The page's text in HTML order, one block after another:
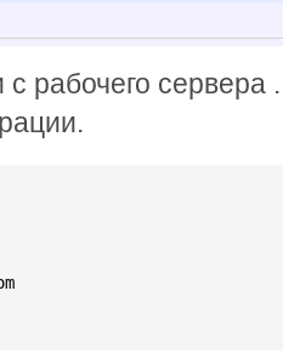
с рабочего сервера